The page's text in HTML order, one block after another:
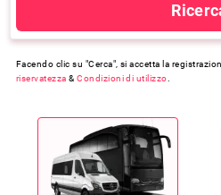
Facendo clic su "Cerca", si accetta la
riservatezza &Condizioni di utilizzo